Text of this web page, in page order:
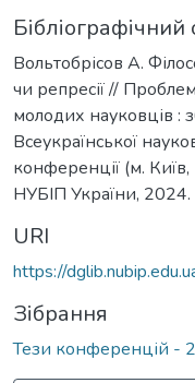
Бібліографічний
Вольтобрісов А.
чи репресії //
молодих науковців :
Всеукраїнської
конференції (м.
НУБІП України,
URI
https://
Зібрання
Тези конференцій -